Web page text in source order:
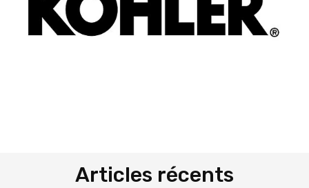
Articles récents